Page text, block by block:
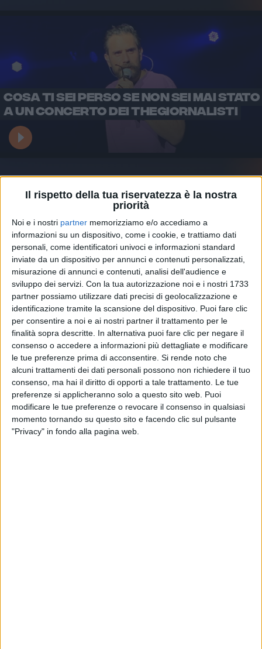
Il rispetto della tua riservatezza è la nostra
priorità
Noi e i nostri partner memorizziamo e/o accediamo a
informazioni su un dispositivo, come i cookie, e trattiamo dati
personali, come identificatori univoci e informazioni standard
inviate da un dispositivo per annunci e contenuti personalizzati,
misurazione di annunci e contenuti, analisi dell'audience e
sviluppo dei servizi. Con la tua autorizzazione noi e i nostri 1733
partner possiamo utilizzare dati precisi di geolocalizzazione e
identificazione tramite la scansione del dispositivo. Puoi fare clic
per consentire a noi e ai nostri partner il trattamento per le
finalità sopra descritte. In alternativa puoi fare clic per negare il
consenso o accedere a informazioni più dettagliate e modificare
le tue preferenze prima di acconsentire. Si rende noto che
alcuni trattamenti dei dati personali possono non richiedere il tuo
consenso, ma hai il diritto di opporti a tale trattamento. Le tue
preferenze si applicheranno solo a questo sito web. Puoi
modificare le tue preferenze o revocare il consenso in qualsiasi
momento tornando su questo sito e facendo clic sul pulsante
"Privacy" in fondo alla pagina web.
COSA TI SEI PERSO SE NON SEI MAI STATO
A UN CONCERTO DEI THEGIORNALISTI
discografico dei Thegiornalisti “Love” ed ecco che il
pubblico si fa trascinare nei versi “
uccidono, love. I tuoi baci guariscono, love ”. “
strano un concerto di lunedì, quanto siete belli ”, dice
Tommaso che introduce “Controllo” a modo suo:
“Nella vita ricerco sempre l’equilibrio tra sfasciarsi e
stare bene ”.
Siamo arrivati in fretta al primomomento acustico
fischietta “ Ennio Morricone
motivetto immediatamente riconoscibile a tutti. Sono
le prime note de “
La Luna e la Gatta
”, il successo
scritto da lui perTakagi & Ketrae che l'ha visto
formare iBarbooodosinsieme aJovanottie
Calcutta